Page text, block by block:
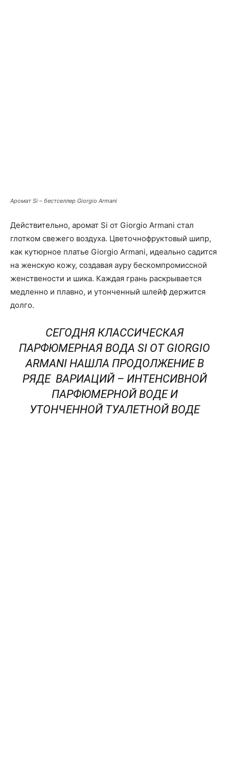
Аромат Si – бестселлер Giorgio Armani
Действительно, аромат Si от Giorgio Armani стал
глотком свежего воздуха. Цветочно­фруктовый шипр,
как кутюрное платье Giorgio Armani, идеально садится
на женскую кожу, создавая ауру бескомпромиссной
женствености и шика. Каждая грань раскрывается
медленно и плавно, и утонченный шлейф держится
долго.
СЕГОДНЯ КЛАССИЧЕСКАЯ
ПАРФЮМЕРНАЯ ВОДА SI ОТ GIORGIO
ARMANI НАШЛА ПРОДОЛЖЕНИЕ В
РЯДЕ ВАРИАЦИЙ – ИНТЕНСИВНОЙ
ПАРФЮМЕРНОЙ ВОДЕ И
УТОНЧЕННОЙ ТУАЛЕТНОЙ ВОДЕ